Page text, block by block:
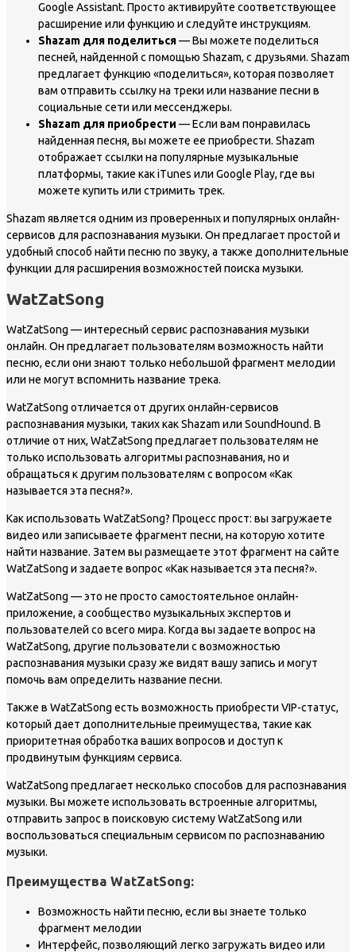
Google Assistant. Просто активируйте соответствующее
расширение или функцию и следуйте инструкциям.
Shazam для поделиться— Вы можете поделиться
песней, найденной с помощью Shazam, с друзьями. Shazam
предлагает функцию «поделиться», которая позволяет
вам отправить ссылку на треки или название песни в
социальные сети или мессенджеры.
Shazam для приобрести — Если вам понравилась
найденная песня, вы можете ее приобрести. Shazam
отображает ссылки на популярные музыкальные
платформы, такие как iTunes или Google Play, где вы
можете купить или стримить трек.
Shazam является одним из проверенных и популярных онлайн-
сервисов для распознавания музыки. Он предлагает простой и
удобный способ найти песню по звуку, а также дополнительные
функции для расширения возможностей поиска музыки.
WatZatSong
WatZatSong — интересный сервис распознавания музыки
онлайн. Он предлагает пользователям возможность найти
песню, если они знают только небольшой фрагмент мелодии
или не могут вспомнить название трека.
WatZatSong отличается от других онлайн-сервисов
распознавания музыки, таких как Shazam или SoundHound. В
отличие от них, WatZatSong предлагает пользователям не
только использовать алгоритмы распознавания, но и
обращаться к другим пользователям с вопросом «Как
называется эта песня?».
Как использовать WatZatSong? Процесс прост: вы загружаете
видео или записываете фрагмент песни, на которую хотите
найти название. Затем вы размещаете этот фрагмент на сайте
WatZatSong и задаете вопрос «Как называется эта песня?».
WatZatSong — это не просто самостоятельное онлайн-
приложение, а сообщество музыкальных экспертов и
пользователей со всего мира. Когда вы задаете вопрос на
WatZatSong, другие пользователи с возможностью
распознавания музыки сразу же видят вашу запись и могут
помочь вам определить название песни.
Также в WatZatSong есть возможность приобрести VIP-статус,
который дает дополнительные преимущества, такие как
приоритетная обработка ваших вопросов и доступ к
продвинутым функциям сервиса.
WatZatSong предлагает несколько способов для распознавания
музыки. Вы можете использовать встроенные алгоритмы,
отправить запрос в поисковую систему WatZatSong или
воспользоваться специальным сервисом по распознаванию
музыки.
Преимущества WatZatSong:
Возможность найти песню, если вы знаете только
фрагмент мелодии
Интерфейс, позволяющий легко загружать видео или